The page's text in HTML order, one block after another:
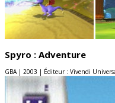
Spyro : Adventure
GBA | 2003 | Éditeur : Vivendi